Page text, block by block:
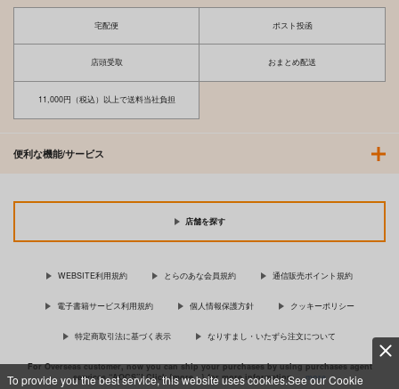
To provide you the best service, this website uses cookies.See our Cookie
宅配便 ポスト投函
店頭受取 おまとめ配送
11,000円（税込）以上で送料当社負担
便利な機能/サービス
店舗を探す
WEBSITE利用規約 とらのあな会員規約 通信販売ポイント規約
電子書籍サービス利用規約 個人情報保護方針 クッキーポリシー
特定商取引法に基づく表示 なりすまし・いたずら注文について
For Overseas customer, now you can ship your purchases by using purchases agent
services “AOCS”! Click {more…} for more information …more